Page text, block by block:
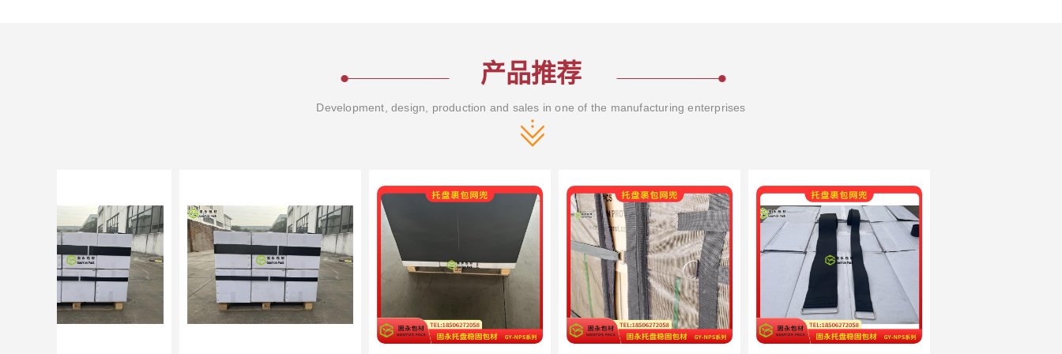
产品推荐
Development, design, production and sales in one of the manufacturing enterprises